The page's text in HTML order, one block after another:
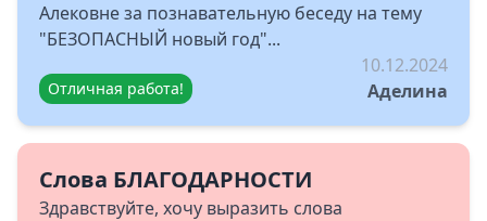
Алековне за познавательную беседу на тему
"БЕЗОПАСНЫЙ новый год"...
Отличная работа!
10.12.2024
Аделина
Слова БЛАГОДАРНОСТИ
Здравствуйте, хочу выразить слова